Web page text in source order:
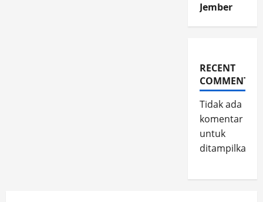
Jember
RECENT
COMMENTS
Tidak ada
komentar
untuk
ditampilkan.